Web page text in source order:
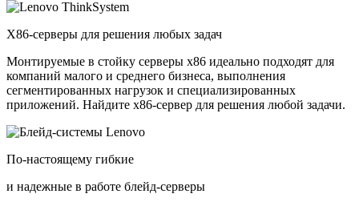
X86-серверы для решения любых задач
Монтируемые в стойку серверы x86 идеально подходят для
компаний малого и среднего бизнеса, выполнения
сегментированных нагрузок и специализированных
приложений. Найдите x86-сервер для решения любой задачи.
По-настоящему гибкие
и надежные в работе блейд-серверы